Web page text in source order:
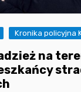
Kronika policyjna
na